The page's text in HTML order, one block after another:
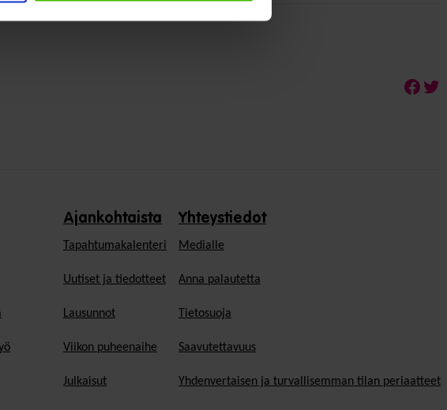
Ajankohtaista
Tapahtumakalenteri
Uutiset ja tiedotteet
Lausunnot
Viikon puheenaihe
Julkaisut
Yhteystiedot
Medialle
Anna palautetta
Tietosuoja
Saavutettavuus
Yhdenvertaisen ja turvallisemman tilan periaatteet